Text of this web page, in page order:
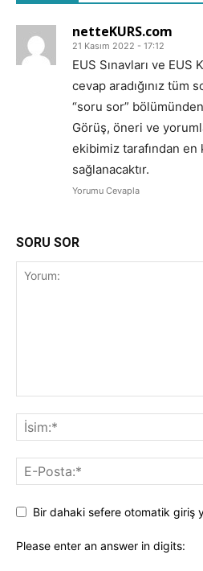
netteKURS.com
21 Kasım 2022 - 17:12
EUS Sınavları ve EUS
cevap aradığınız tüm
“soru sor”
Görüş, öneri ve
ekibimiz tarafından en
sağlanacaktır.
Yorumu Cevapla
SORU SOR
Bir dahaki sefere otomatik giriş
Please enter an answer in digits: